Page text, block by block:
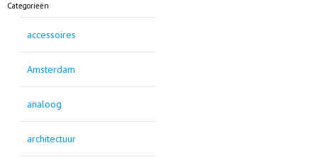
Categorieën
accessoires
Amsterdam
analoog
architectuur